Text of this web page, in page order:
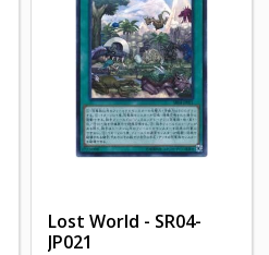
Lost World - SR04-
JP021